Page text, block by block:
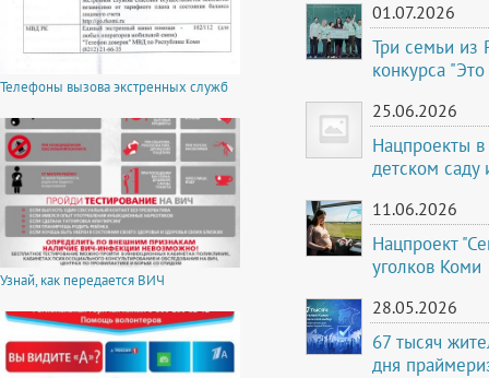
Телефоны вызова экстренных служб
Узнай, как передается ВИЧ
01.07.2026
Три семьи из
конкурса
25.06.2026
Нацпроекты
детском
11.06.2026
Нацпроект
уголков Коми
28.05.2026
67 тысяч
дня